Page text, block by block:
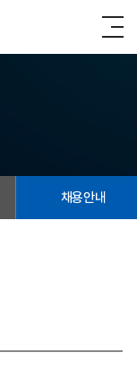
채용안내